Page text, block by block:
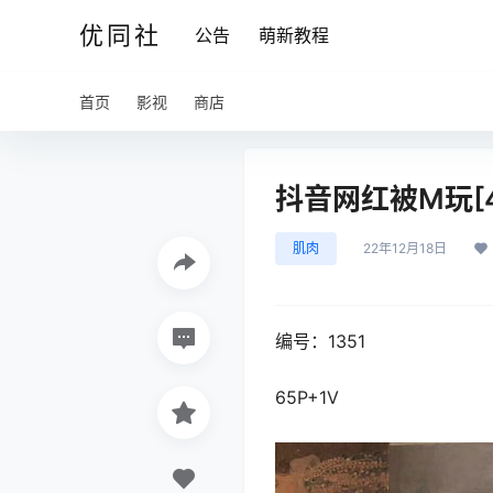
优同社 公告 萌新教程
首页 影视 商店
抖音网红被M玩
肌肉 22年12月18日
编号：1351
65P+1V